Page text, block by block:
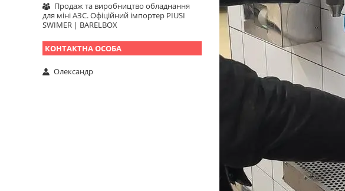
Продаж та виробництво обладнання
для міні АЗС. Офіційний імпортер PIUSI
SWIMER | BARELBOX
Олександр